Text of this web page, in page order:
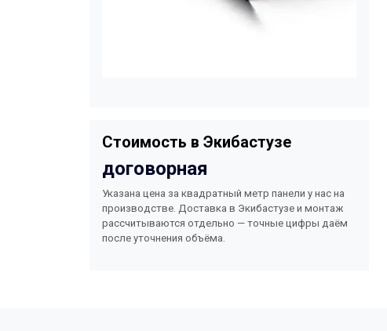
Стоимость в Экибастузе
договорная
Указана цена за квадратный метр панели у нас на
производстве. Доставка в Экибастузе и монтаж
рассчитываются отдельно — точные цифры даём
после уточнения объёма.